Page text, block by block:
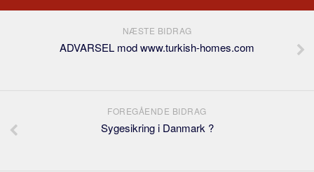
NÆSTE BIDRAG
ADVARSEL mod www.turkish-homes.com
FOREGÅENDE BIDRAG
Sygesikring i Danmark ?